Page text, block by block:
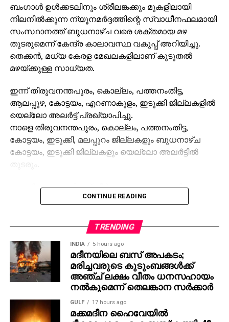
ബംഗാള്‍ ഉള്‍ക്കടലിനും ശ്രീലങ്കക്കും മുകളിലായി
നിലനില്‍ക്കുന്ന ന്യൂനമര്‍ദ്ദത്തിന്റെ സ്വാധീനഫലമായി
സംസ്ഥാനത്ത് ബുധനാഴ്ച വരെ ശക്തമായ മഴ
തുടരുമെന്ന് കേന്ദ്ര കാലാവസ്ഥ വകുപ്പ് അറിയിച്ചു.
തെക്കന്‍, മധ്യ കേരള മേഖലകളിലാണ് കൂടുതല്‍
മഴയ്ക്കുള്ള സാധ്യത.
ഇന്ന് തിരുവനന്തപുരം, കൊല്ലം, പത്തനംതിട്ട,
ആലപ്പുഴ, കോട്ടയം, എറണാകുളം, ഇടുക്കി ജില്ലകളില്‍
യെല്ലോ അലര്‍ട്ട് പ്രഖ്യാപിച്ചു.
നാളെ തിരുവനന്തപുരം, കൊല്ലം, പത്തനംതിട്ട,
കോട്ടയം, ഇടുക്കി, മലപ്പുറം ജില്ലകളും ബുധനാഴ്ച
കോട്ടയം, ഇടുക്കി ജില്ലകളും യെല്ലോ അലര്‍ട്ടില്‍
ശബരിമല മകരവിളക്ക് തീര്‍ത്ഥാടനം പുരോഗമിക്കുന്ന
സാഹചര്യത്തില്‍ സന്നിധാനം, പമ്പ, നിലക്കല്‍
മഴയ്ക്കുള്ള സാധ്യതയെ കുറിച്ച് കാലാവസ്ഥ വകുപ്പ്
പ്രത്യേക മുന്നറിയിപ്പ് നല്‍കിയിട്ടുണ്ട്.
തീര്‍ത്ഥാടകര്‍ മുന്‍കരുതലുകള്‍ സ്വീകരിക്കണമെന്ന്
അധികൃതര്‍ അറിയിച്ചു.
CONTINUE READING
TRENDING
INDIA 5 hours ago
മദീനയിലെ ബസ് അപകടം;
മരിച്ചവരുടെ കുടുംബങ്ങള്‍ക്ക്
അഞ്ച് ലക്ഷം വീതം ധനസഹായം
നല്‍കുമെന്ന് തെലങ്കാന സര്‍ക്കാര്‍
GULF 17 hours ago
മക്കമദീന ഹൈവേയില്‍